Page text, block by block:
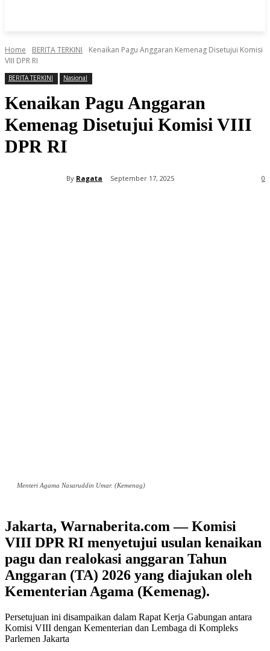
Home BERITA TERKINI
Kenaikan Pagu Anggaran Kemenag Disetujui Komisi
VIII DPR RI
BERITA TERKINI Nasional
Kenaikan Pagu Anggaran
Kemenag Disetujui Komisi VIII
DPR RI
By Ragata September 17, 2025 0
Menteri Agama Nasaruddin Umar. (Kemenag)
Jakarta, Warnaberita.com — Komisi
VIII DPR RI menyetujui usulan kenaikan
pagu dan realokasi anggaran Tahun
Anggaran (TA) 2026 yang diajukan oleh
Kementerian Agama (Kemenag).
Persetujuan ini disampaikan dalam Rapat Kerja Gabungan antara
Komisi VIII dengan Kementerian dan Lembaga di Kompleks
Parlemen Jakarta